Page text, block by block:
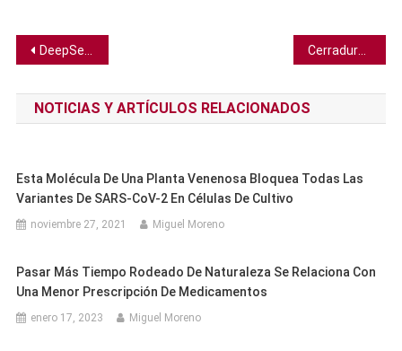
Navegación
de
entradas
DeepSeek prueba lo equivocado que estaba Sam Altman acerca de IAs más pequeñas compitiendo con OpenAI
NOTICIAS Y ARTÍCULOS RELACIONADOS
Esta Molécula De Una Planta Venenosa Bloquea Todas Las
Variantes De SARS-CoV-2 En Células De Cultivo
noviembre 27, 2021 Miguel Moreno
Pasar Más Tiempo Rodeado De Naturaleza Se Relaciona Con
Una Menor Prescripción De Medicamentos
enero 17, 2023 Miguel Moreno